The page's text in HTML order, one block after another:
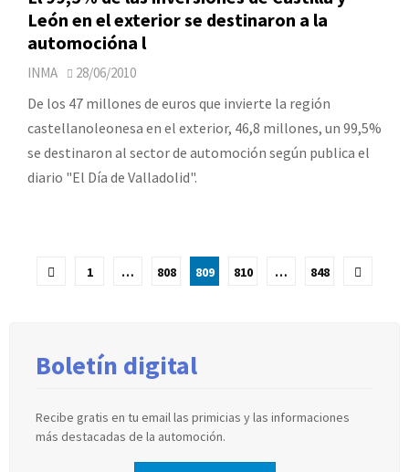
León en el exterior se destinaron a la
automocióna l
INMA 28/06/2010
De los 47 millones de euros que invierte la región
castellanoleonesa en el exterior, 46,8 millones, un 99,5%
se destinaron al sector de automoción según publica el
diario "El Día de Valladolid".
Paginación
1 … 808 809 810 … 848
Boletín digital
Recibe gratis en tu email las primicias y las informaciones
más destacadas de la automoción.